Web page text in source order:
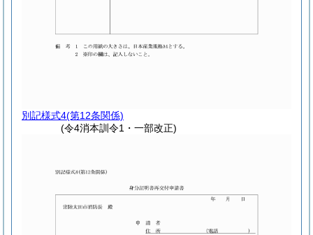
別記様式4(第12条関係)
(令4消本訓令1・一部改正)